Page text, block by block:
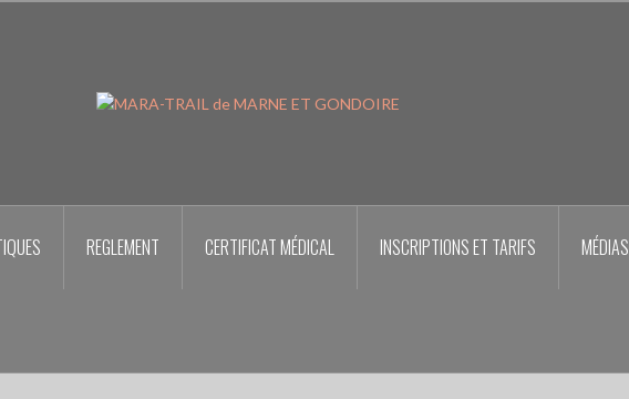
REGLEMENT CERTIFICAT MÉDICAL INSCRIPTIONS ET TARIFS MÉDIAS